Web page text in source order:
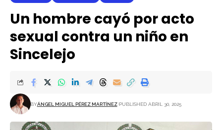
Un hombre cayó por acto
sexual contra un niño en
Sincelejo
BYÁNGEL MIGUEL PÉREZ MARTÍNEZ PUBLISHED ABRIL 30, 2025